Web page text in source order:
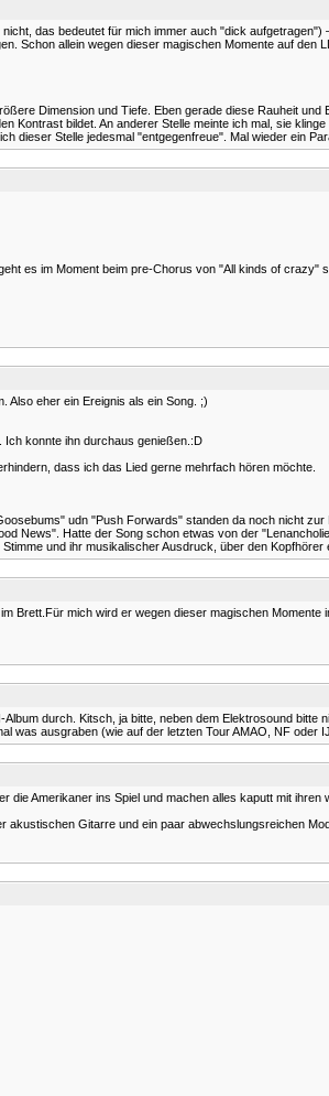
das bedeutet für mich immer auch "dick
allein wegen dieser magischen Momente auf den
Dimension und Tiefe. Eben gerade diese Rauheit
Kontrast bildet. An anderer Stelle meinte ich mal, sie
Stelle jedesmal "entgegenfreue". Mal wieder ein
es im Moment beim pre-Chorus von "All kinds of crazy"
Also eher ein Ereignis als ein Song. ;)
Ich konnte ihn durchaus genießen.:D
dass ich das Lied gerne mehrfach hören möchte.
udn "Push Forwards" standen da noch nicht
News". Hatte der Song schon etwas von der
und ihr musikalischer Ausdruck, über den Kopfhörer
Brett.Für mich wird er wegen dieser magischen Momente
durch. Kitsch, ja bitte, neben dem Elektrosound
was ausgraben (wie auf der letzten Tour AMAO, NF oder
Amerikaner ins Spiel und machen alles kaputt mit
Gitarre und ein paar abwechslungsreichen